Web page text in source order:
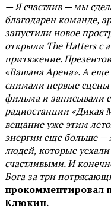
— Я счастлив — мы
благодарен команде,
запустили новое
открыли The Hatters с
притяжение.
«Вашана Арена». А
снимали первые сцены
фильма и записывали
радиостанции «Дикая
вещание уже этим
энергии еще больше —
людей, которые
счастливыми. И
Бога за три
прокомментировал
Клюкин.